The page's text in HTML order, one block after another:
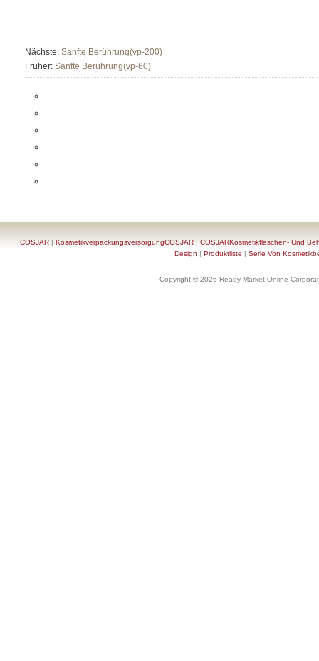
Nächste: Sanfte Berührung(vp-200)
Früher: Sanfte Berührung(vp-60)
COSJAR |KosmetikverpackungsversorgungCOSJAR |COSJARKosmetikflaschen- Und
Design | Produktliste | Serie Von
Copyright © 2026 Ready-Market Online